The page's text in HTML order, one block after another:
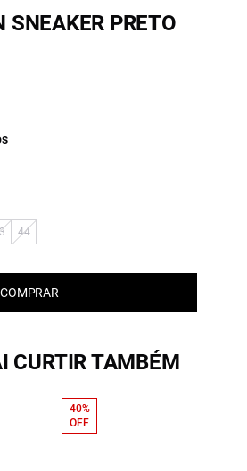
SNEAKER PRETO
44
COMPRAR
CURTIR TAMBÉM
40%
OFF